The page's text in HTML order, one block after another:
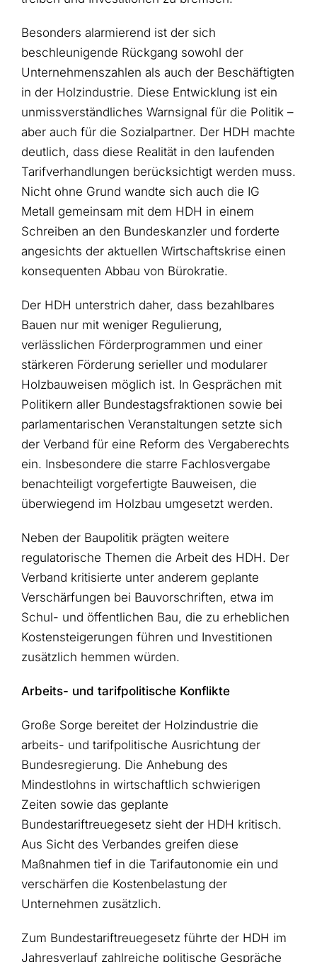
Besonders alarmierend ist der sich
beschleunigende Rückgang sowohl der
Unternehmenszahlen als auch der Beschäftigten
in der Holzindustrie. Diese Entwicklung ist ein
unmissverständliches Warnsignal für die Politik –
aber auch für die Sozialpartner. Der HDH machte
deutlich, dass diese Realität in den laufenden
Tarifverhandlungen berücksichtigt werden muss.
Nicht ohne Grund wandte sich auch die IG
Metall gemeinsam mit dem HDH in einem
Schreiben an den Bundeskanzler und forderte
angesichts der aktuellen Wirtschaftskrise einen
konsequenten Abbau von Bürokratie.
Der HDH unterstrich daher, dass bezahlbares
Bauen nur mit weniger Regulierung,
verlässlichen Förderprogrammen und einer
stärkeren Förderung serieller und modularer
Holzbauweisen möglich ist. In Gesprächen mit
Politikern aller Bundestagsfraktionen sowie bei
parlamentarischen Veranstaltungen setzte sich
der Verband für eine Reform des Vergaberechts
ein. Insbesondere die starre Fachlosvergabe
benachteiligt vorgefertigte Bauweisen, die
überwiegend im Holzbau umgesetzt werden.
Neben der Baupolitik prägten weitere
regulatorische Themen die Arbeit des HDH. Der
Verband kritisierte unter anderem geplante
Verschärfungen bei Bauvorschriften, etwa im
Schul- und öffentlichen Bau, die zu erheblichen
Kostensteigerungen führen und Investitionen
zusätzlich hemmen würden.
Arbeits- und tarifpolitische Konflikte
Große Sorge bereitet der Holzindustrie die
arbeits- und tarifpolitische Ausrichtung der
Bundesregierung. Die Anhebung des
Mindestlohns in wirtschaftlich schwierigen
Zeiten sowie das geplante
Bundestariftreuegesetz sieht der HDH kritisch.
Aus Sicht des Verbandes greifen diese
Maßnahmen tief in die Tarifautonomie ein und
verschärfen die Kostenbelastung der
Unternehmen zusätzlich.
Zum Bundestariftreuegesetz führte der HDH im
Jahresverlauf zahlreiche politische Gespräche